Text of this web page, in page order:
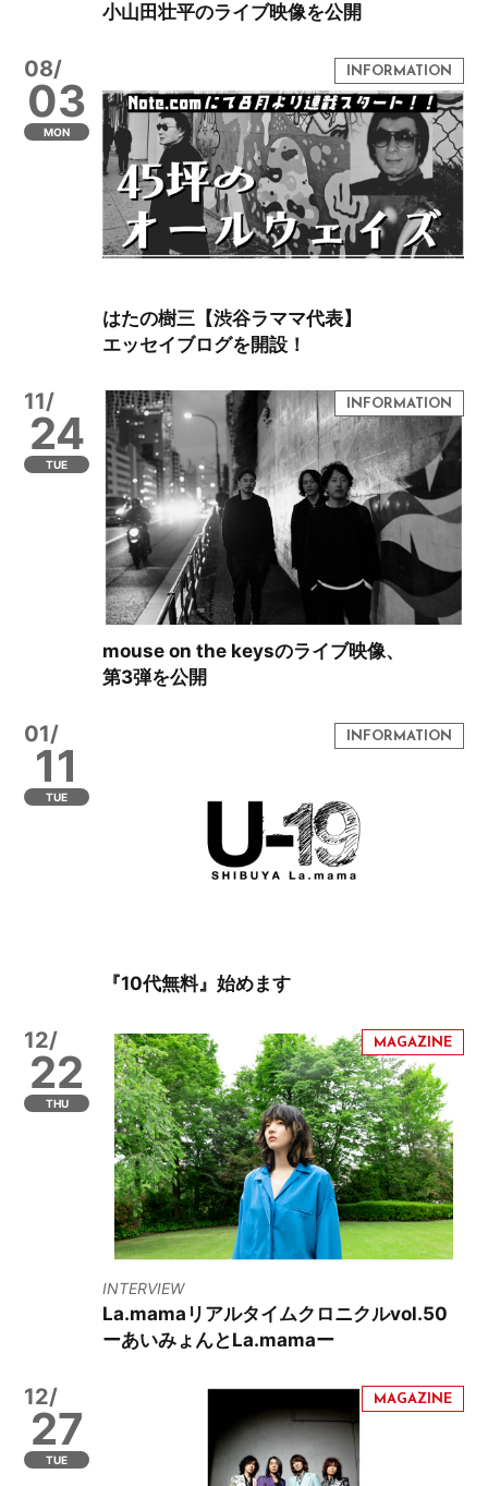
小山田壮平のライブ映像を公開
08/
03
MON
はたの樹三【渋谷ラママ代表】
エッセイブログを開設！
11/
24
TUE
mouse on the keysのライブ映像、
第3弾を公開
01/
11
TUE
『10代無料』始めます
12/
22
THU
INTERVIEW
La.mamaリアルタイムクロニクルvol.50
ーあいみょんとLa.mamaー
12/
27
TUE